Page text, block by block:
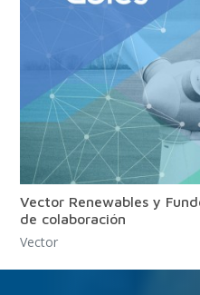
Vector Renewables y
de colaboración
Vector